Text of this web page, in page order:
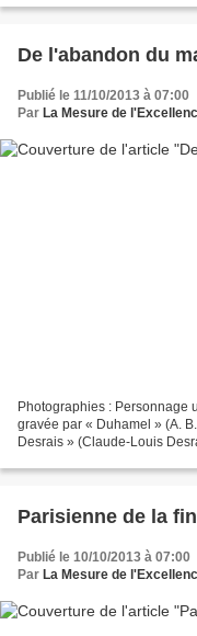
De l'abandon du
Publié le 11/10/2013 à 07:00
Par La Mesure de
Photographies : Personnage
gravée par « Duhamel » (A.
Desrais » (Claude-Louis
Parisienne de la
Publié le 10/10/2013 à 07:00
Par La Mesure de